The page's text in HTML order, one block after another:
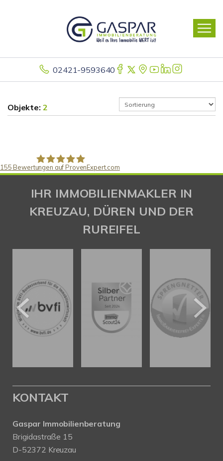
02421-9593640
Objekte: 2
Gaspar Immobilienberatung
155 Bewertungen auf ProvenExpert.com
IHR IMMOBILIENMAKLER IN
KREUZAU, DÜREN UND DER
RUREIFEL
KONTAKT
Gaspar Immobilienberatung
Brigidastraße 15
D-52372 Kreuzau